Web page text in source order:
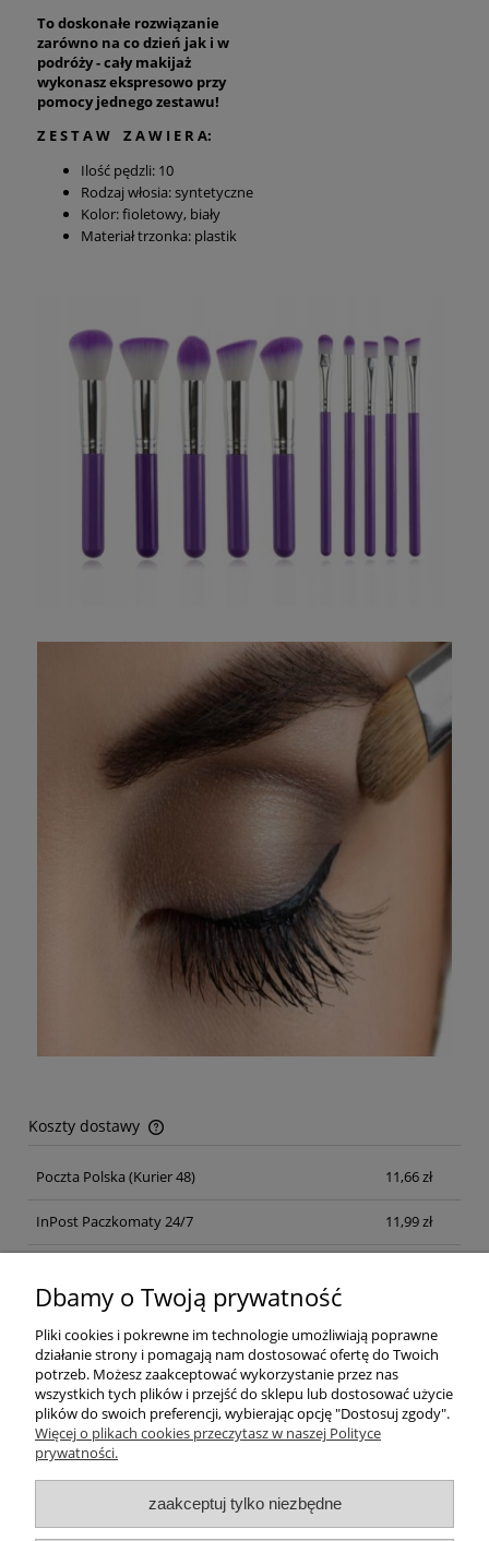
To doskonałe rozwiązanie
zarówno na co dzień jak i w
podróży - cały makijaż
wykonasz ekspresowo przy
pomocy jednego zestawu!
Z E S T A W Z A W I E R A:
Ilość pędzli: 10
Rodzaj włosia: syntetyczne
Kolor: fioletowy, biały
Materiał trzonka: plastik
Koszty dostawy
Cena nie zawiera ewentualnych kosztów płatności
Poczta Polska (Kurier 48) 11,66 zł
InPost Paczkomaty 24/7 11,99 zł
Pomoc
Moje konto
Płatności i dostawa
Dbamy o Twoją prywatność
Pliki cookies i pokrewne im technologie umożliwiają poprawne
działanie strony i pomagają nam dostosować ofertę do Twoich
potrzeb. Możesz zaakceptować wykorzystanie przez nas
wszystkich tych plików i przejść do sklepu lub dostosować użycie
plików do swoich preferencji, wybierając opcję "Dostosuj zgody".
Więcej o plikach cookies przeczytasz w naszej Polityce
prywatności.
zaakceptuj tylko niezbędne